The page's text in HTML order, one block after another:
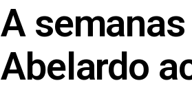
A
Abelardo